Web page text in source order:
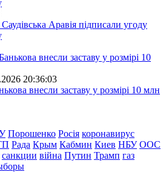
Аравія підписали угоду
20:36:03
внесли заставу у розмірі 10 млн
Порошенко Росія коронавирус
Рада Крым Кабмин Киев НБУ ООС
санкции війна Путин Трамп газ